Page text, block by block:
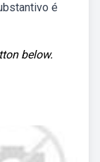
é
below.